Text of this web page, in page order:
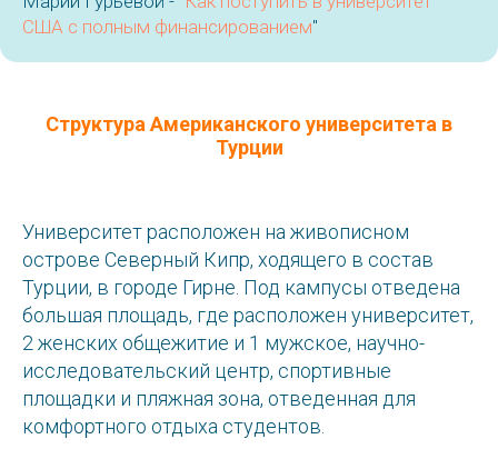
США с полным финансированием"
Структура Американского университета в
Турции
Университет расположен на живописном
острове Северный Кипр, ходящего в состав
Турции, в городе Гирне. Под кампусы отведена
большая площадь, где расположен университет,
2 женских общежитие и 1 мужское, научно-
исследовательский центр, спортивные
площадки и пляжная зона, отведенная для
комфортного отдыха студентов.